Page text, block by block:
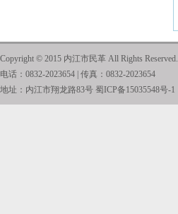
Copyright © 2015 内江市民革 All Rights Reserved.
电话：0832-2023654 | 传真：0832-2023654
地址：内江市翔龙路83号 蜀ICP备15035548号-1